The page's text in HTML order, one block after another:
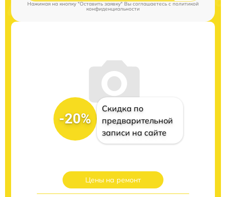
Нажимая на кнопку "Оставить заявку" Вы соглашаетесь cполитикой
конфиденциальности
-20%
Скидка по
предварительной
записи на сайте
Цены на ремонт